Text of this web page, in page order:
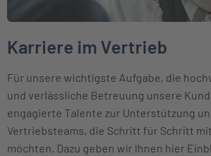
Karriere im Vertrieb
Für unsere wichtigste Aufgabe, die
und verlässliche Betreuung unsere
engagierte Talente zur Unterstützung
Vertriebsteams, die Schritt für Schritt
möchten. Dazu geben wir Ihnen hier